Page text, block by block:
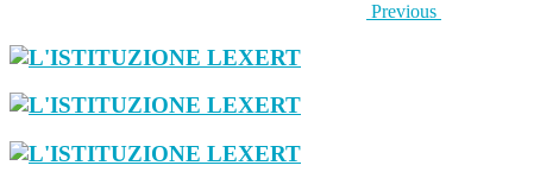
Previous